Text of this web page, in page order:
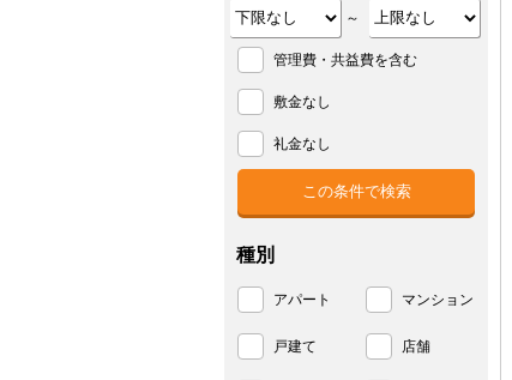
～
管理費・共益費を含む
敷金なし
礼金なし
種別
アパート マンション
戸建て 店舗